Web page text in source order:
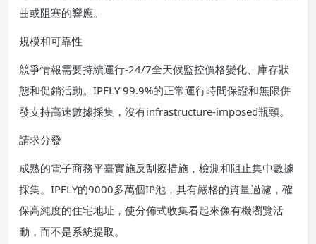
曲或阻塞的響應。
規模和可靠性
競爭情報需要持續運行-24/7全天候監控價格變化、庫存狀
態和促銷活動。IPFLY 99.9%的正常運行時間保證和無限併
發支持高速數據採集，沒有infrastructure-imposed瓶頸。
請求分發
成熟的電子商務平臺實施反刮擦措施，檢測和阻止集中數據
採集。IPFLY的9000多萬個IP池，具有嚴格的質量過濾，確
保高純度的住宅地址，使分佈式收集看起來像有機瀏覽活
動，而不是系統提取。